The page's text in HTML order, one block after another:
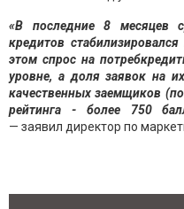
«В последние 8 месяцев
кредитов
этом спрос на
уровне, а доля заявок на
качественных заемщиков
рейтинга - более 750
— заявил директор по